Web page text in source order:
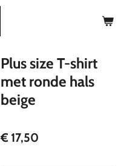
Plus size T-shirt
met ronde hals
beige
€ 17,50